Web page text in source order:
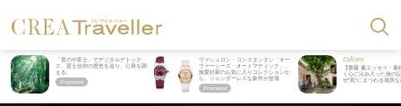
「星のや富士」でデジタルデトック
ス。冨士信仰の歴史を辿り、心身を調
える。
ヴァシュロン・コンスタンタン「オー
ヴァーシーズ・オートマティック」。
旅愛好家のお気に入りコレクションか
ら、ジェンダーレスな新作が登場
Culture
【齋藤 薫エッセイ・最
く心に沁み入った旅の
ぜ“死”にまつわる場所